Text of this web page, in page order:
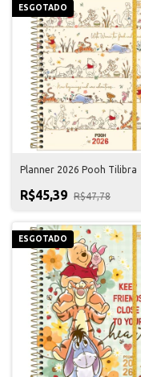
ESGOTADO
Planner 2026 Pooh Tilibra
R$45,39 R$47,78
ESGOTADO